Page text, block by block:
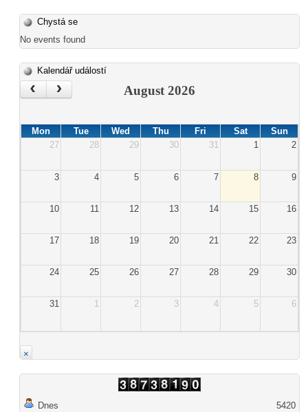
Chystá se
No events found
Kalendář událostí
‹ › August 2026
Mon Tue Wed Thu Fri Sat
Sun
27
28 29 30 31 1 2
3 4 5 6 7 8 9
10 11 12 13 14 15 16
17 18 19 20 21 22 23
24 25 26 27 28 29 30
31 1 2 3 4 5 6
×
Dnes
5420